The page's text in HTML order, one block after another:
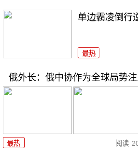
单边霸凌倒行
最热
俄外长：俄中协作为全球局势
最热 阅读